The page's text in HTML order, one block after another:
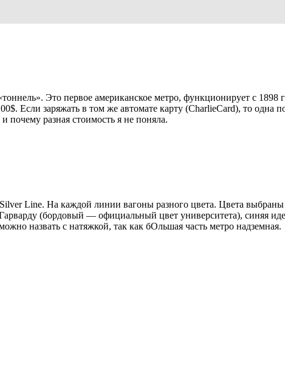
Это первое американское метро, функционирует с
Если заряжать в том же автомате карту (CharlieCard), то одна
почему разная стоимость я не поняла.
Line. На каждой линии вагоны разного цвета. Цвета выбраны
(бордовый — официальный цвет университета), синяя
назвать с натяжкой, так как бОльшая часть метро надземная.